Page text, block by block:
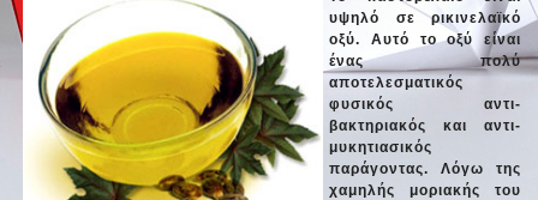
υψηλό σε ρικινελαϊκό
οξύ. Αυτό το οξύ είναι
ένας πολύ
αποτελεσματικός
φυσικός αντι-
βακτηριακός και αντι-
μυκητιασικός
παράγοντας. Λόγω της
χαμηλής μοριακής του